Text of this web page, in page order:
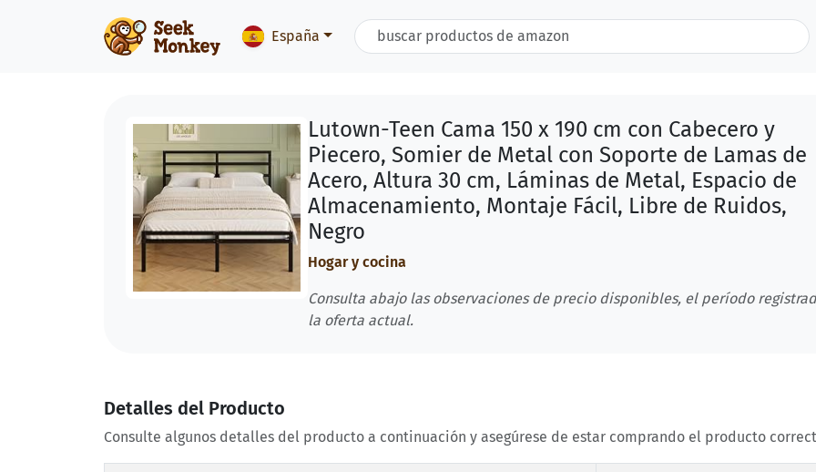
España
Lutown-Teen Cama 150 x 190 cm con Cabecero y
Piecero, Somier de Metal con Soporte de Lamas de
Acero, Altura 30 cm, Láminas de Metal, Espacio de
Almacenamiento, Montaje Fácil, Libre de Ruidos,
Negro
Hogar y cocina
Consulta abajo las observaciones de precio disponibles, el período
la oferta actual.
Detalles del Producto
Consulte algunos detalles del producto a continuación y asegúrese de estar comprando el producto